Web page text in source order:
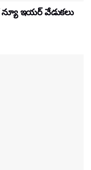
ఇయర్ వేడుకలు